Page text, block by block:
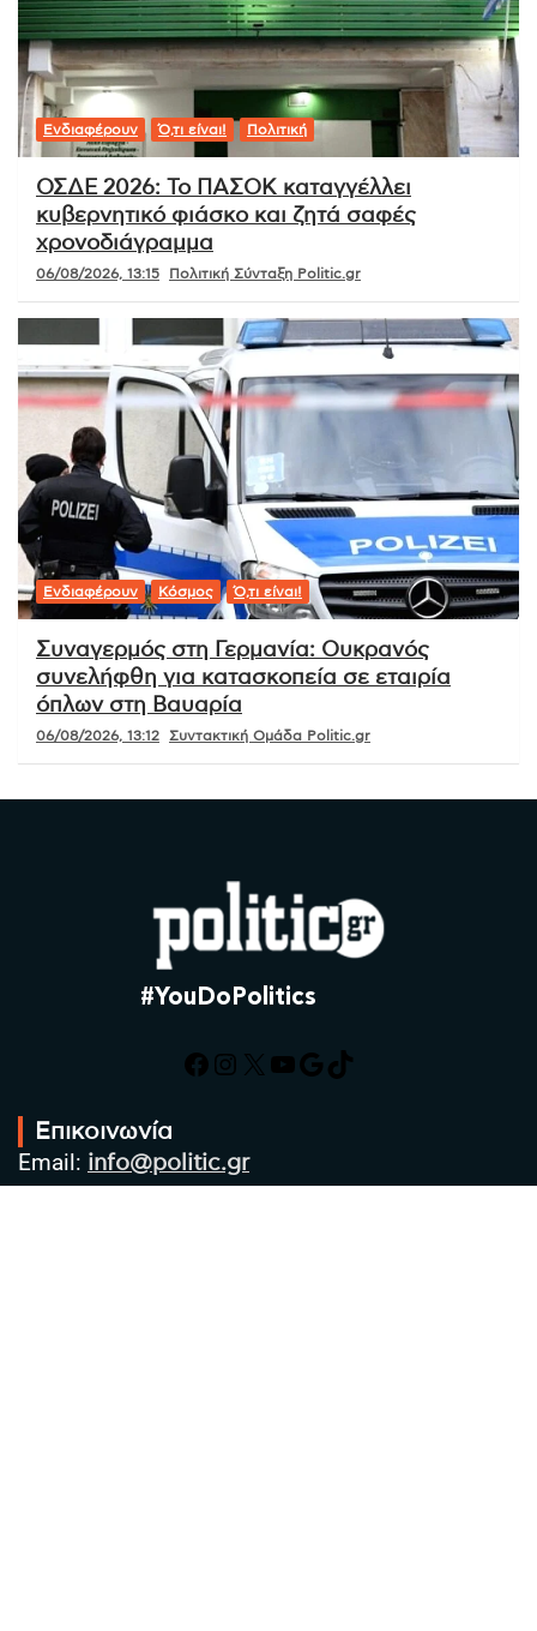
Ενδιαφέρουν Ό,τι είναι! Πολιτική
ΟΣΔΕ 2026: Το ΠΑΣΟΚ καταγγέλλει
κυβερνητικό φιάσκο και ζητά σαφές
χρονοδιάγραμμα
06/08/2026, 13:15 Πολιτική Σύνταξη Politic.gr
Ενδιαφέρουν Κόσμος Ό,τι είναι!
Συναγερμός στη Γερμανία: Ουκρανός
συνελήφθη για κατασκοπεία σε εταιρία
όπλων στη Βαυαρία
06/08/2026, 13:12 Συντακτική Ομάδα Politic.gr
#YouDoPolitics
Facebook
Instagram
X YouTube
Google
TikTok
Επικοινωνία
Email: info@politic.gr
Τηλ: